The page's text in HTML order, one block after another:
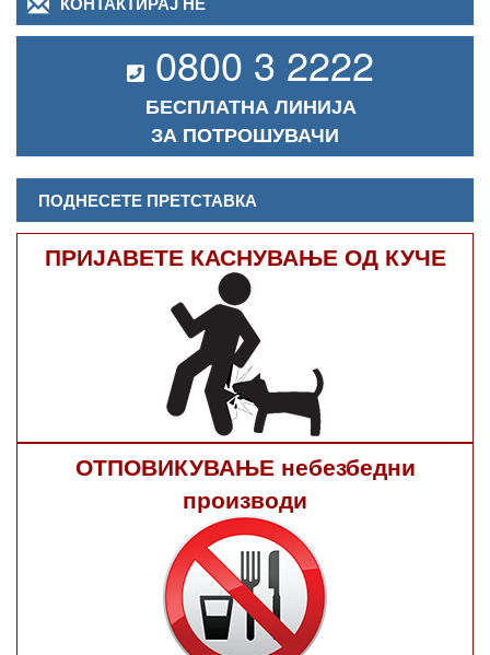
0800 3 2222
БЕСПЛАТНА ЛИНИЈА
ЗА ПОТРОШУВАЧИ
ПОДНЕСЕТЕ ПРЕТСТАВКА
ПРИЈАВЕТЕ КАСНУВАЊЕ ОД КУЧЕ
ОТПОВИКУВАЊЕ небезбедни
производи